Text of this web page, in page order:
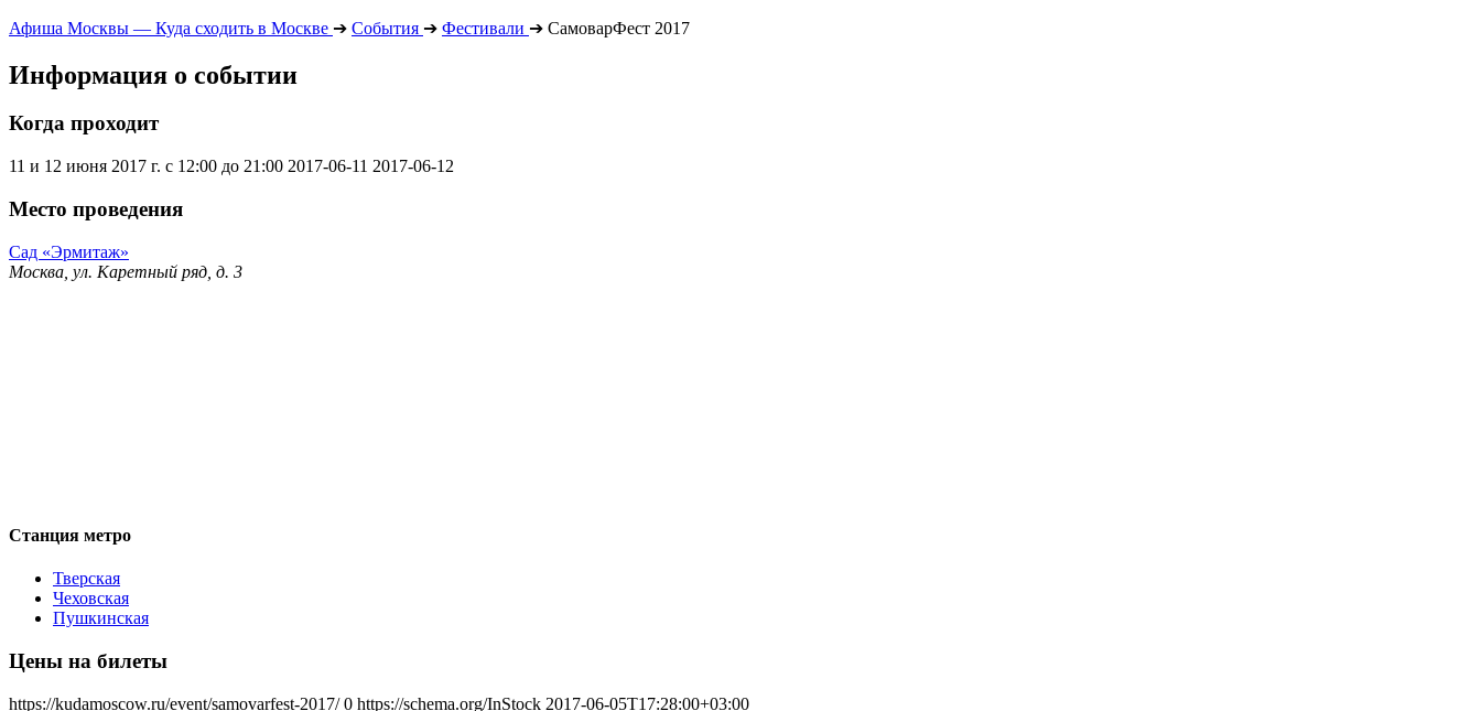
Афиша Москвы — Куда сходить в Москве ➔ События ➔ Фестивали ➔ СамоварФест 2017
Информация о событии
Когда проходит
11 и 12 июня 2017 г. с 12:00 до 21:00 2017-06-11 2017-06-12
Место проведения
Сад «Эрмитаж»
Москва, ул. Каретный ряд, д. 3
Станция метро
Тверская
Чеховская
Пушкинская
Цены на билеты
https://kudamoscow.ru/event/samovarfest-2017/ 0 https://schema.org/InStock 2017-06-05T17:28:00+03:00